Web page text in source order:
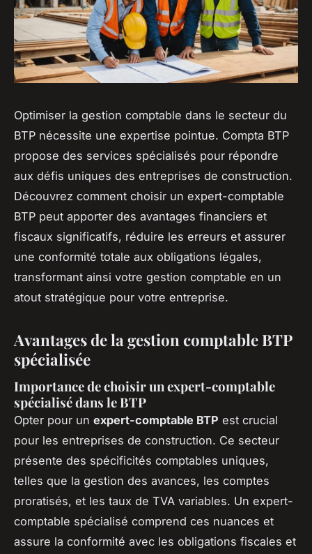
Optimiser la gestion comptable dans le secteur du
BTP nécessite une expertise pointue. Compta BTP
propose des services spécialisés pour répondre
aux défis uniques des entreprises de construction.
Découvrez comment choisir un expert-comptable
BTP peut apporter des avantages financiers et
fiscaux significatifs, réduire les erreurs et assurer
une conformité totale aux obligations légales,
transformant ainsi votre gestion comptable en un
atout stratégique pour votre entreprise.
Avantages de la gestion comptable BTP
spécialisée
Importance de choisir un expert-comptable
spécialisé dans le BTP
Opter pour un expert-comptable BTP est crucial
pour les entreprises de construction. Ce secteur
présente des spécificités comptables uniques,
telles que la gestion des avances, les comptes
proratisés, et les taux de TVA variables. Un expert-
comptable spécialisé comprend ces nuances et
assure la conformité avec les obligations fiscales et